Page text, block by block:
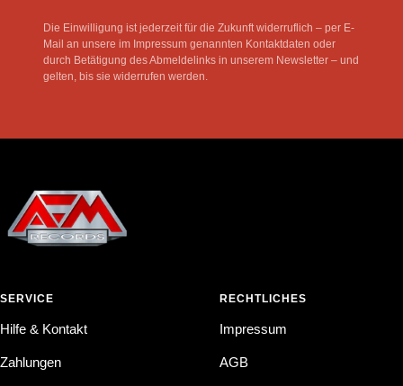
Die Einwilligung ist jederzeit für die Zukunft widerruflich – per E-
Mail an unsere im Impressum genannten Kontaktdaten oder
durch Betätigung des Abmeldelinks in unserem Newsletter – und
gelten, bis sie widerrufen werden.
SERVICE
Hilfe & Kontakt
Zahlungen
RECHTLICHES
Impressum
AGB